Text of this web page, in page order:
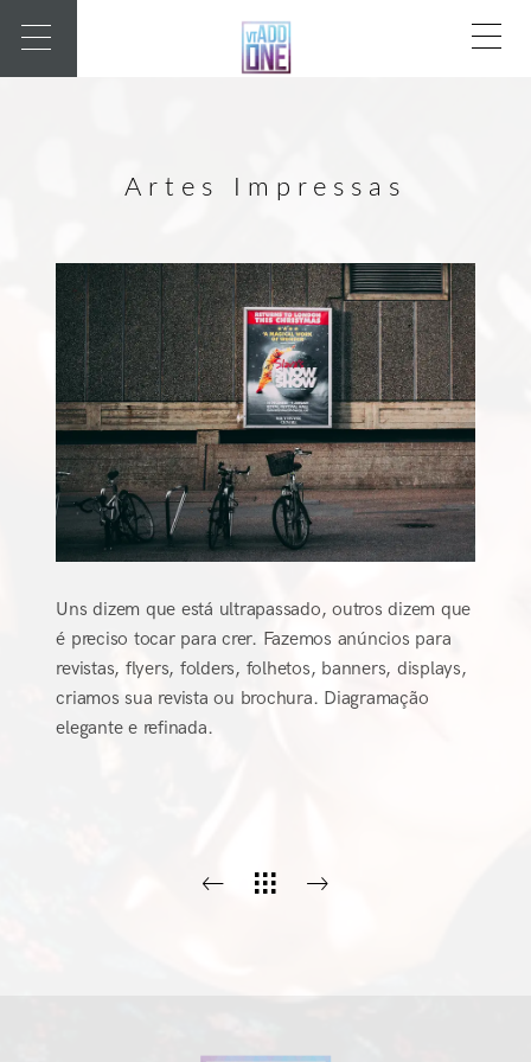
Artes Impressas
Uns dizem que está ultrapassado, outros dizem que
é preciso tocar para crer. Fazemos anúncios para
revistas, flyers, folders, folhetos, banners, displays,
criamos sua revista ou brochura. Diagramação
elegante e refinada.